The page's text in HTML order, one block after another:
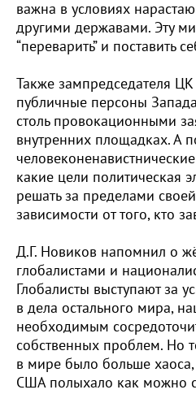
важна в условиях
другими державами. Эту
“переварить” и поставить
Также зампредседателя
публичные персоны
столь провокационными
внутренних площадках. А
какие цели политическая
решать за пределами
зависимости от того, кто
Д.Г. Новиков напомнил о
глобалистами и
Глобалисты выступают за
в дела остального мира,
необходимым
собственных проблем. Но
в мире было больше
США полыхало как можно